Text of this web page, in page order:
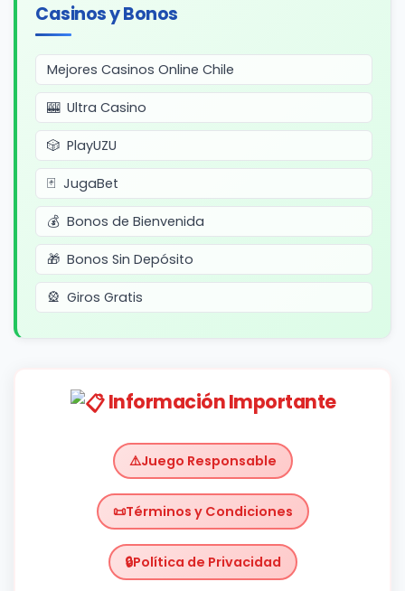
Casinos y Bonos
Mejores Casinos Online Chile
Ultra Casino
PlayUZU
JugaBet
Bonos de Bienvenida
Bonos Sin Depósito
Giros Gratis
Información Importante
Juego Responsable
Términos y Condiciones
Política de Privacidad